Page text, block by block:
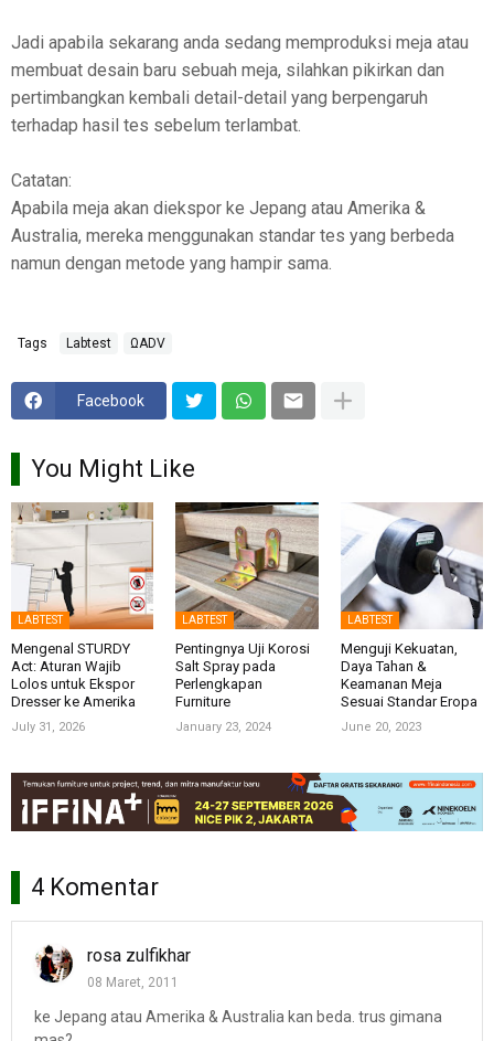
Jadi apabila sekarang anda sedang memproduksi meja atau
membuat desain baru sebuah meja, silahkan pikirkan dan
pertimbangkan kembali detail-detail yang berpengaruh
terhadap hasil tes sebelum terlambat.
Catatan:
Apabila meja akan diekspor ke Jepang atau Amerika &
Australia, mereka menggunakan standar tes yang berbeda
namun dengan metode yang hampir sama.
Tags Labtest ΩADV
Facebook
You Might Like
LABTEST
Mengenal STURDY
Act: Aturan Wajib
Lolos untuk Ekspor
Dresser ke Amerika
July 31, 2026
LABTEST
Pentingnya Uji Korosi
Salt Spray pada
Perlengkapan
Furniture
January 23, 2024
LABTEST
Menguji Kekuatan,
Daya Tahan &
Keamanan Meja
Sesuai Standar Eropa
June 20, 2023
4 Komentar
rosa zulfikhar
08 Maret, 2011
ke Jepang atau Amerika & Australia kan beda. trus gimana